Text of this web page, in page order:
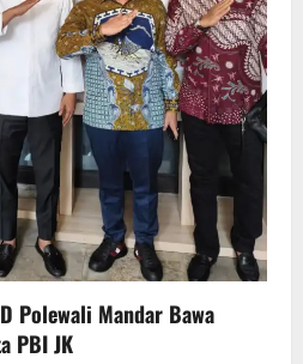
Polewali Mandar Bawa
PBI JK